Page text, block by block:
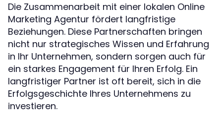
Die Zusammenarbeit mit einer lokalen Online
Marketing Agentur fördert langfristige
Beziehungen. Diese Partnerschaften bringen
nicht nur strategisches Wissen und Erfahrung
in Ihr Unternehmen, sondern sorgen auch für
ein starkes Engagement für Ihren Erfolg. Ein
langfristiger Partner ist oft bereit, sich in die
Erfolgsgeschichte Ihres Unternehmens zu
investieren.